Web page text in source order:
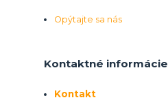
Opýtajte sa nás
Kontaktné informácie
Kontakt